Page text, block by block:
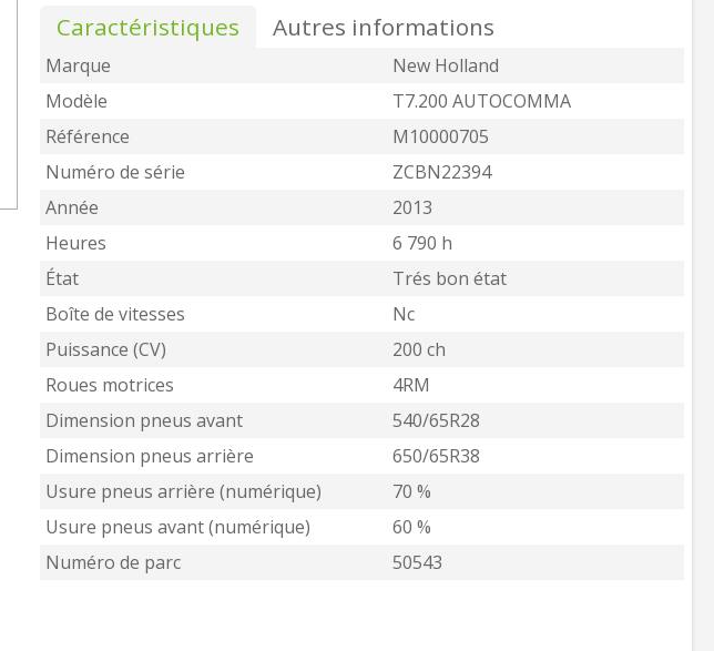
Caractéristiques Autres informations
Marque
New Holland
Modèle
T7.200 AUTOCOMMA
Référence
M10000705
Numéro de série
ZCBN22394
Année
2013
Heures
6 790 h
État
Trés bon état
Boîte de vitesses
Nc
Puissance (CV)
200 ch
Roues motrices
4RM
Dimension pneus avant
540/65R28
Dimension pneus arrière
650/65R38
Usure pneus arrière (numérique)
70 %
Usure pneus avant (numérique)
60 %
Numéro de parc
50543